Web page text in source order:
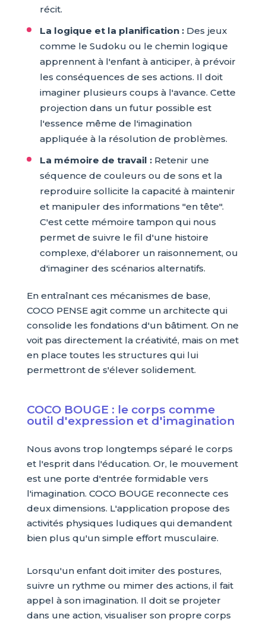
récit.
La logique et la planification :Des jeux
comme le Sudoku ou le chemin logique
apprennent à l'enfant à anticiper, à prévoir
les conséquences de ses actions. Il doit
imaginer plusieurs coups à l'avance. Cette
projection dans un futur possible est
l'essence même de l'imagination
appliquée à la résolution de problèmes.
La mémoire de travail :Retenir une
séquence de couleurs ou de sons et la
reproduire sollicite la capacité à maintenir
et manipuler des informations "en tête".
C'est cette mémoire tampon qui nous
permet de suivre le fil d'une histoire
complexe, d'élaborer un raisonnement, ou
d'imaginer des scénarios alternatifs.
En entraînant ces mécanismes de base,
COCO PENSE agit comme un architecte qui
consolide les fondations d'un bâtiment. On ne
voit pas directement la créativité, mais on met
en place toutes les structures qui lui
permettront de s'élever solidement.
COCO BOUGE : le corps comme
outil d'expression et d'imagination
Nous avons trop longtemps séparé le corps
et l'esprit dans l'éducation. Or, le mouvement
est une porte d'entrée formidable vers
l'imagination. COCO BOUGE reconnecte ces
deux dimensions. L'application propose des
activités physiques ludiques qui demandent
bien plus qu'un simple effort musculaire.
Lorsqu'un enfant doit imiter des postures,
suivre un rythme ou mimer des actions, il fait
appel à son imagination. Il doit se projeter
dans une action, visualiser son propre corps